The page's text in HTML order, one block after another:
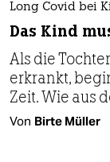
Long Covid bei
Das Kind
Als die
erkrankt,
Zeit. Wie aus
Von Birte Müller